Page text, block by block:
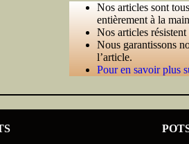
Nos articles sont
entièrement à la
Nos articles
Nous garantissons
l’article.
Pour en savoir plus